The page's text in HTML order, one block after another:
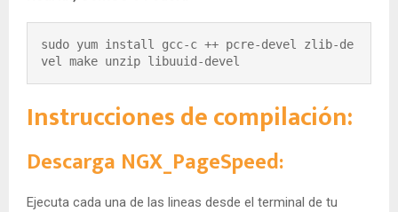
sudo yum install gcc-c ++ pcre-devel zlib-de
vel make unzip libuuid-devel
Instrucciones de compilación:
Descarga NGX_PageSpeed:
Ejecuta cada una de las lineas desde el terminal de tu